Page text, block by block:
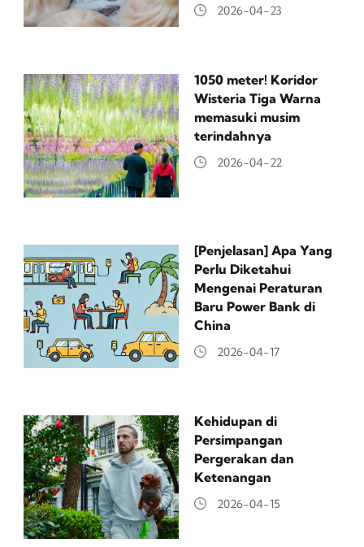
2026-04-23
1050 meter! Koridor
Wisteria Tiga Warna
memasuki musim
terindahnya
2026-04-22
[Penjelasan] Apa Yang
Perlu Diketahui
Mengenai Peraturan
Baru Power Bank di
China
2026-04-17
Kehidupan di
Persimpangan
Pergerakan dan
Ketenangan
2026-04-15